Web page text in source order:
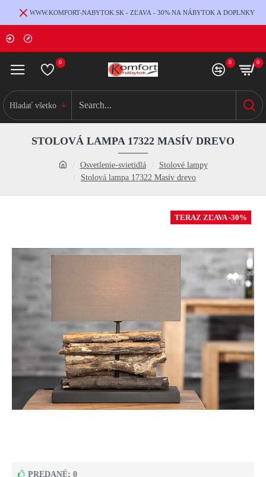
WWW.KOMFORT-NABYTOK.SK - ZĽAVA - 30% NA NÁBYTOK A DOPLNKY
0 0 0
Hladať všetko
Osvetlenie-svietidlá
Stolové lampy
Stolová lampa 17322 Masív drevo
STOLOVÁ LAMPA 17322 MASÍV DREVO
TERAZ ZĽAVA -30%
PREDANÉ: 0